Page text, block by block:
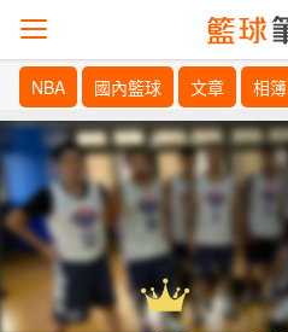
NBA 國內籃球 文章 相簿